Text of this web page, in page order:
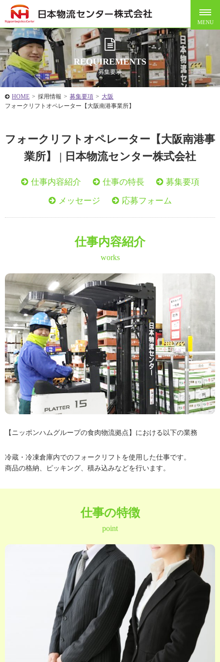
REQUIREMENTS
募集要項
HOME > 採用情報 > 募集要項 > 大阪
フォークリフトオペレーター【大阪南港事業所】
フォークリフトオペレーター【大阪南港事
業所】 | 日本物流センター株式会社
仕事内容紹介 仕事の特長
募集要項
メッセージ
応募フォーム
仕事内容紹介
works
【ニッポンハムグループの食肉物流拠点】における以下の業務
冷蔵・冷凍倉庫内でのフォークリフトを使用した仕事です。
商品の格納、ピッキング、積み込みなどを行います。
仕事の特徴
point